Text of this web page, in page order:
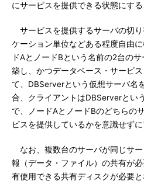
にサービスを提供できる状態にす
サービスを提供するサーバの切
ケーション単位などある程度自由
ドAとノードBという名前の2台の
築し、かつデータベース・サービ
て、DBServerという仮想サーバ名
合、クライアントはDBServerとい
で、ノードAとノードBのどちらの
ビスを提供しているかを意識せずに
なお、複数台のサーバが同じサ
報（データ・ファイル）の共有が
有使用できる共有ディスクが必要と